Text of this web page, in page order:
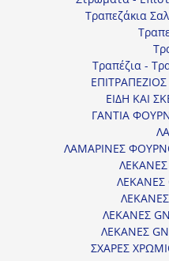
Τραπεζάκια
Τραπέζια -
ΕΙΔΗ ΚΑΙ
ΓΑΝΤΙΑ
ΛΑΜΑΡΙΝΕΣ
ΛΕΚΑΝΕΣ
ΛΕΚΑΝΕΣ
ΛΕΚΑΝΕΣ
ΛΕΚΑΝΕΣ
ΣΧΑΡΕΣ